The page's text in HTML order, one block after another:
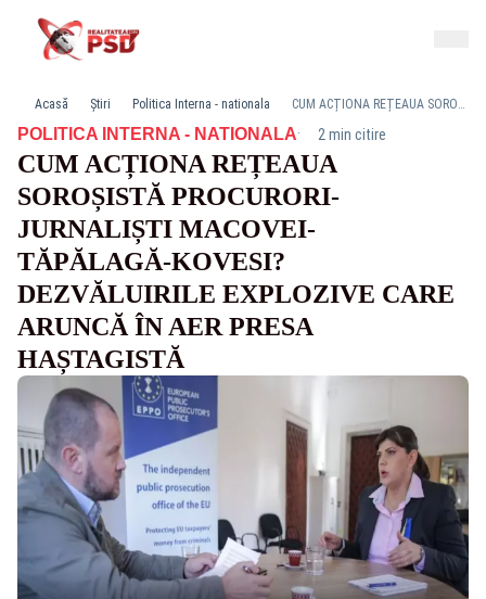
Acasă Știri Politica Interna - nationala CUM ACȚIONA REȚEAUA SOROȘISTĂ PROCURORI-JURNALIȘTI MACOVEI-TĂPĂLAGĂ-KOVESI? DEZVĂLUIRILE EXPLOZIVE CARE ARUNCĂ ÎN AER PRESA HAȘTAGISTĂ
POLITICA INTERNA - NATIONALA· 2 min citire
CUM ACȚIONA REȚEAUA
SOROȘISTĂ PROCURORI-
JURNALIȘTI MACOVEI-
TĂPĂLAGĂ-KOVESI?
DEZVĂLUIRILE EXPLOZIVE CARE
ARUNCĂ ÎN AER PRESA
HAȘTAGISTĂ